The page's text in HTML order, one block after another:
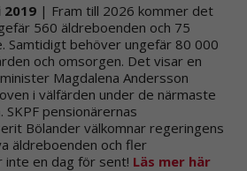
2019 | Fram till 2026 kommer det
560 äldreboenden och 75
Samtidigt behöver ungefär 80 000
och omsorgen. Det visar en
Magdalena Andersson
i välfärden under de närmaste
pensionärernas
Bölander välkomnar regeringens
äldreboenden och fler
inte en dag för sent! Läs mer här